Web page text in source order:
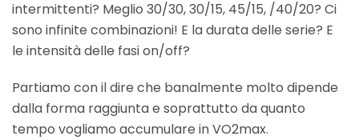
intermittenti? Meglio 30/30, 30/15, 45/15, /40/20? Ci
sono infinite combinazioni! E la durata delle serie? E
le intensità delle fasi on/off?
Partiamo con il dire che banalmente molto dipende
dalla forma raggiunta e soprattutto da quanto
tempo vogliamo accumulare in VO2max.